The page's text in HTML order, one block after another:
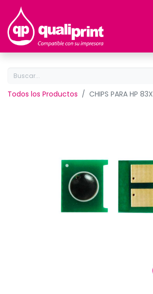
Todos los Productos CHIPS PARA HP 83X